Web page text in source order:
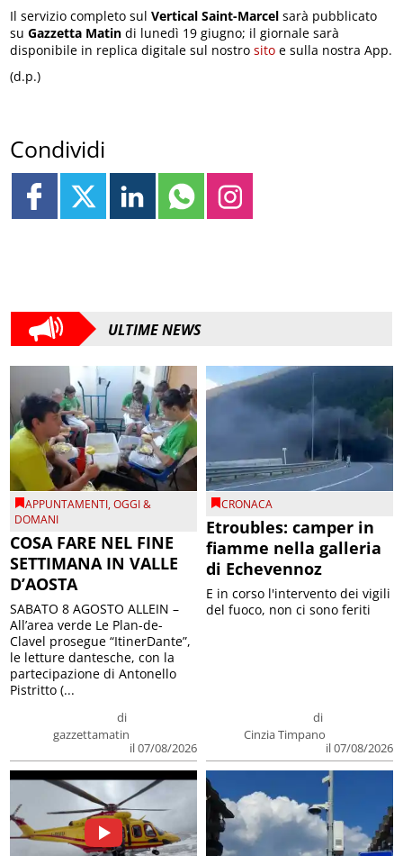
Il servizio completo sulVertical Saint-Marcel sarà pubblicato
suGazzetta Matin di lunedì 19 giugno; il giornale sarà
disponibile in replica digitale sul nostrosito e sulla nostra App.
(d.p.)
Condividi
ULTIME NEWS
APPUNTAMENTI,OGGI &
DOMANI
COSA FARE NEL FINE
SETTIMANA IN VALLE
D’AOSTA
di
gazzettamatin
il 07/08/2026
SABATO 8 AGOSTO ALLEIN –
All’area verde Le Plan-de-
Clavel prosegue “ItinerDante”,
le letture dantesche, con la
partecipazione di Antonello
Pistritto (...
CRONACA
Etroubles: camper in
fiamme nella galleria
di Echevennoz
di
Cinzia Timpano
il 07/08/2026
E in corso l'intervento dei vigili
del fuoco, non ci sono feriti